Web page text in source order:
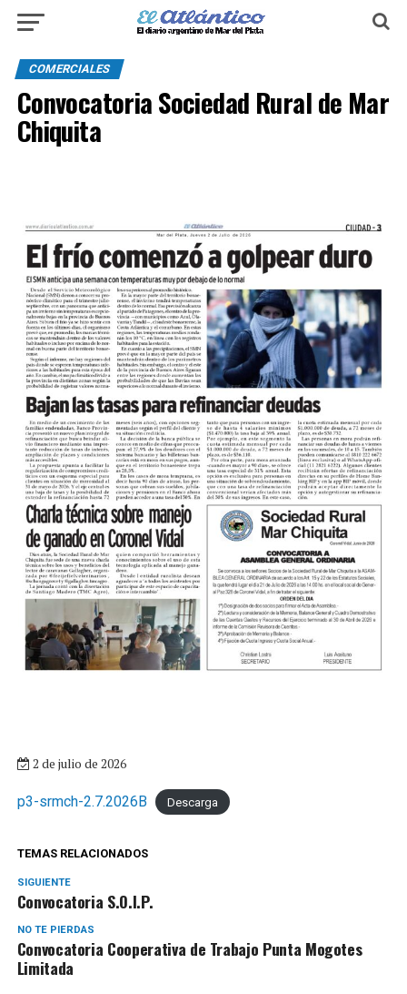
COMERCIALES
Convocatoria Sociedad Rural de Mar
Chiquita
2 de julio de 2026
p3-srmch-2.7.2026B Descarga
TEMAS RELACIONADOS
SIGUIENTE
Convocatoria S.O.I.P.
NO TE PIERDAS
Convocatoria Cooperativa de Trabajo Punta Mogotes
Limitada